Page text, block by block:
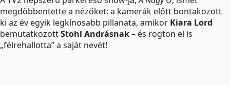
megdöbbentette a nézőket: a kamerák előtt bontakozott
ki az év egyik legkínosabb pillanata, amikor Kiara Lord
bemutatkozottStohl Andrásnak– és rögtön el is
„félrehallotta” a saját nevét!